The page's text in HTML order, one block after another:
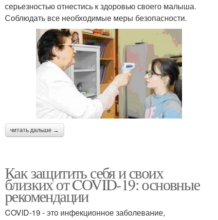
серьезностью отнестись к здоровью своего малыша.
Соблюдать все необходимые меры безопасности.
читать дальше →
Как защитить себя и своих
близких от COVID-19: основные
рекомендации
COVID-19 - это инфекционное заболевание,